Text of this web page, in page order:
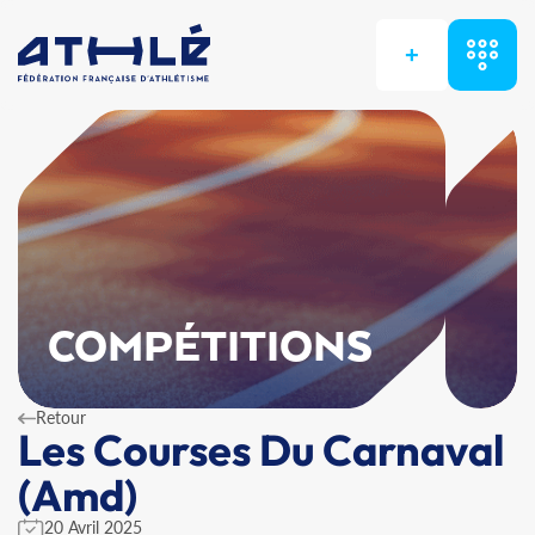
+
COMPÉTITIONS
Retour
Les Courses Du Carnaval
(Amd)
20 Avril 2025